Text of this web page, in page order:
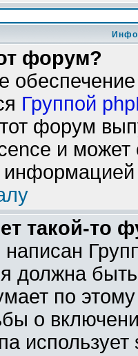
форум?
Группой
форум
и может
такой-то
должна
по
о